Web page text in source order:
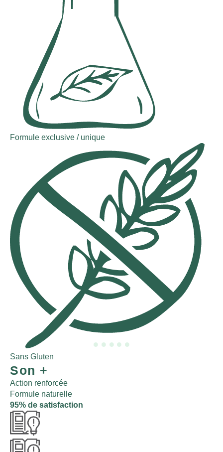
Formule exclusive / unique
Sans Gluten
Son +
Action renforcée
Formule naturelle
95% de satisfaction